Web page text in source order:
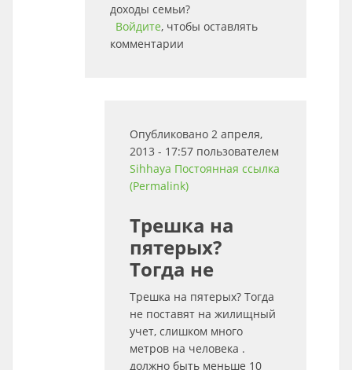
доходы семьи?
Войдите, чтобы оставлять
комментарии
Опубликовано 2 апреля,
2013 - 17:57 пользователем
Sihhaya Постоянная ссылка
(Permalink)
Трешка на
пятерых?
Тогда не
Трешка на пятерых? Тогда
не поставят на жилищный
учет, слишком много
метров на человека .
должно быть меньше 10